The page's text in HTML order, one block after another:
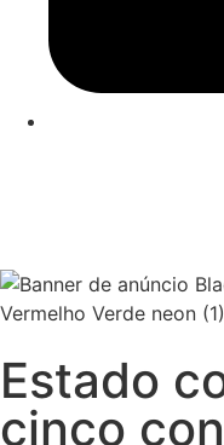
Estado
cinco